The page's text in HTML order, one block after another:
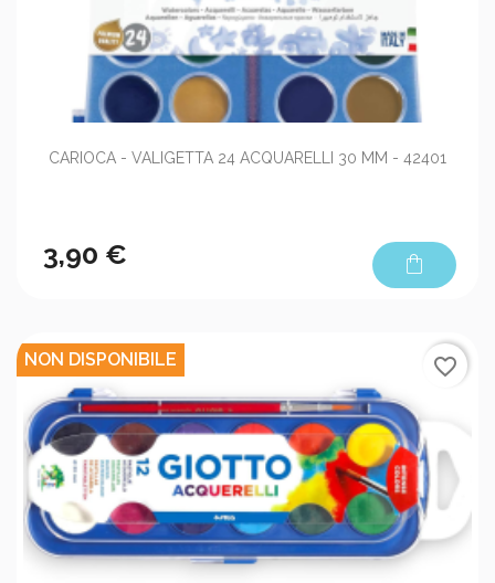
CARIOCA - VALIGETTA 24 ACQUARELLI 30 MM - 42401
3,90 € shopping_bag
NON DISPONIBILE favorite_border